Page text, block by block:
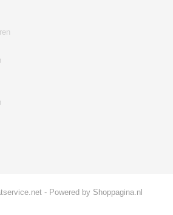
- Powered by Shoppagina.nl